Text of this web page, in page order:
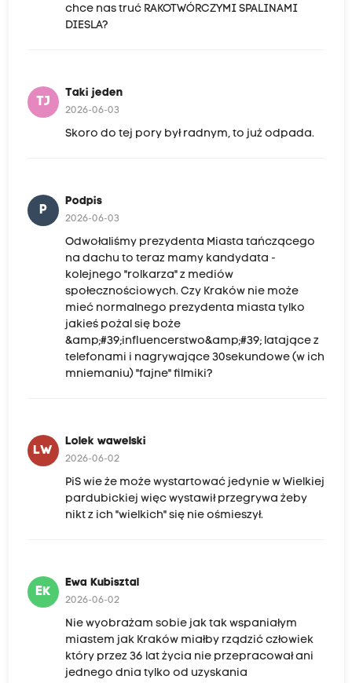
chce nas truć RAKOTWÓRCZYMI SPALINAMI
DIESLA?
TJ
Taki jeden
2026-06-03
Skoro do tej pory był radnym, to już odpada.
P
Podpis
2026-06-03
Odwołaliśmy prezydenta Miasta tańczącego
na dachu to teraz mamy kandydata -
kolejnego "rolkarza" z mediów
społecznościowych. Czy Kraków nie może
mieć normalnego prezydenta miasta tylko
jakieś pożal się boże
&amp;#39;influencerstwo&amp;#39; latające z
telefonami i nagrywające 30sekundowe (w ich
mniemaniu) "fajne" filmiki?
LW
Lolek wawelski
2026-06-02
PiS wie że może wystartować jedynie w Wielkiej
pardubickiej więc wystawił przegrywa żeby
nikt z ich "wielkich" się nie ośmieszył.
EK
Ewa Kubisztal
2026-06-02
Nie wyobrażam sobie jak tak wspaniałym
miastem jak Kraków miałby rządzić człowiek
który przez 36 lat życia nie przepracował ani
jednego dnia tylko od uzyskania